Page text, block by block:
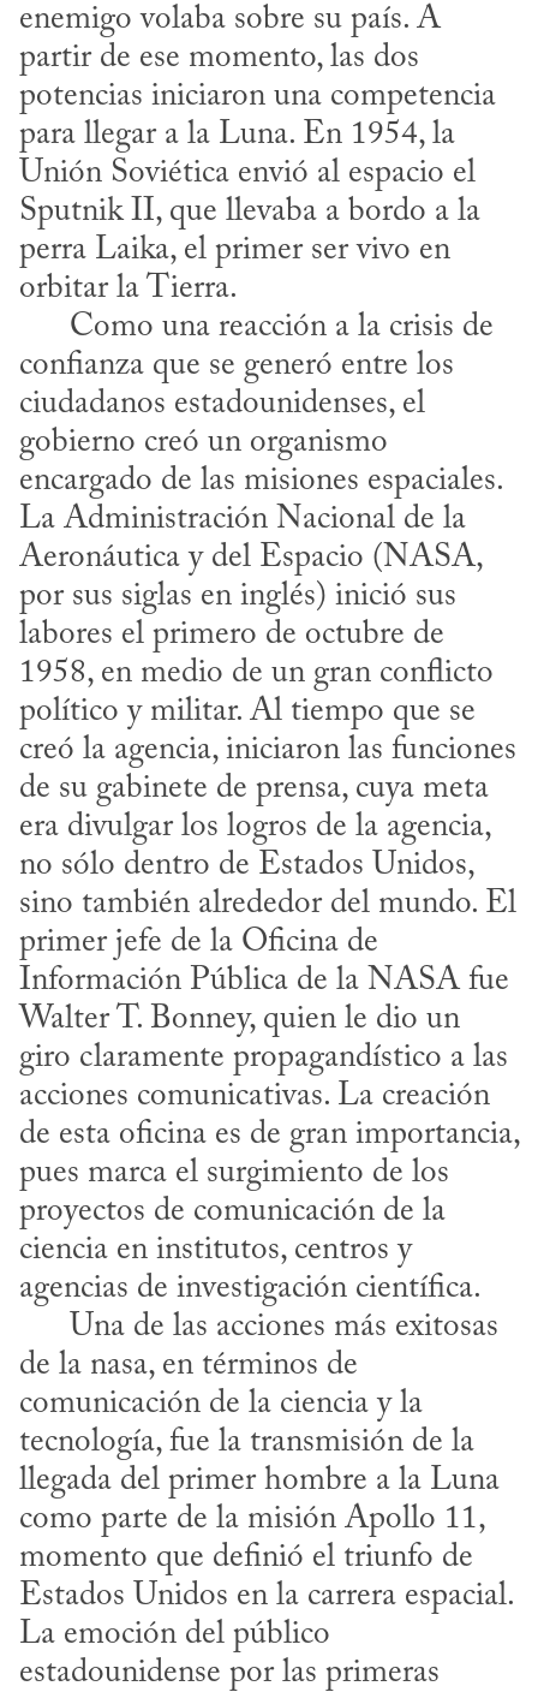
enemigo volaba sobre su país. A
partir de ese momento, las dos
potencias iniciaron una competencia
para llegar a la Luna. En 1954, la
Unión Soviética envió al espacio el
Sputnik II, que llevaba a bordo a la
perra Laika, el primer ser vivo en
orbitar la Tierra.
confianza que se generó entre los
ciudadanos estadounidenses, el
gobierno creó un organismo
encargado de las misiones espaciales.
La Administración Nacional de la
Aeronáutica y del Espacio (NASA,
por sus siglas en inglés) inició sus
labores el primero de octubre de
1958, en medio de un gran conflicto
político y militar. Al tiempo que se
creó la agencia, iniciaron las funciones
de su gabinete de prensa, cuya meta
era divulgar los logros de la agencia,
no sólo dentro de Estados Unidos,
sino también alrededor del mundo. El
primer jefe de la Oficina de
Información Pública de la NASA fue
Walter T. Bonney, quien le dio un
giro claramente propagandístico a las
acciones comunicativas. La creación
de esta oficina es de gran importancia,
pues marca el surgimiento de los
proyectos de comunicación de la
ciencia en institutos, centros y
agencias de investigación científica.
de la nasa, en términos de
comunicación de la ciencia y la
tecnología, fue la transmisión de la
llegada del primer hombre a la Luna
como parte de la misión Apollo 11,
momento que definió el triunfo de
Estados Unidos en la carrera espacial.
La emoción del público
estadounidense por las primeras